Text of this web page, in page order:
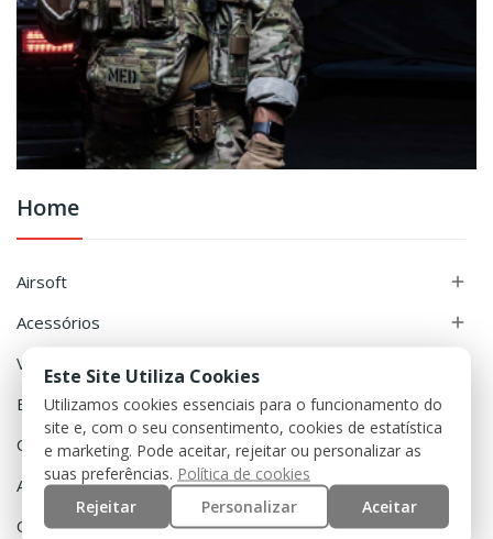
Home
Airsoft 
Acessórios 
Vestuário
Equipamento
Outdoor
Ar Comprimido 
Outros
Este Site Utiliza Cookies
Utilizamos cookies essenciais para o funcionamento do
site e, com o seu consentimento, cookies de estatística
e marketing. Pode aceitar, rejeitar ou personalizar as
suas preferências. Política de cookies
Rejeitar
Personalizar Aceitar